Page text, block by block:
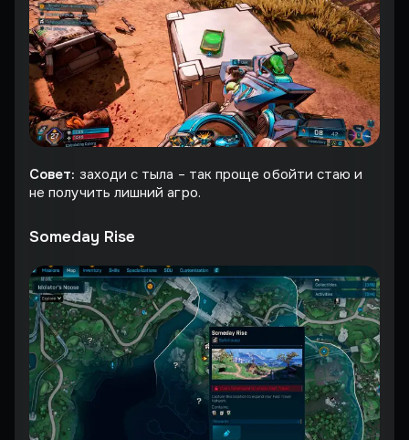
Совет: заходи с тыла – так проще обойти стаю и
не получить лишний агро.
Someday Rise